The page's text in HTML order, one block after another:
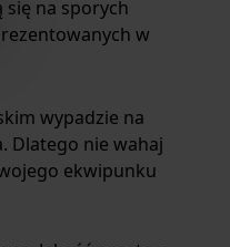
na sporych
w
wypadzie na
Dlatego nie wahaj
ekwipunku